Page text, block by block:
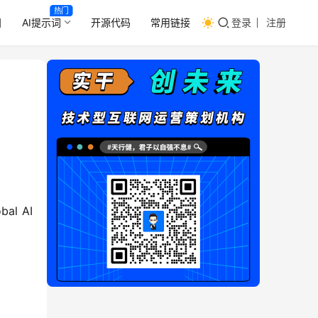
AI提示词
热门
开源代码 常用链接 登录 注册
AI